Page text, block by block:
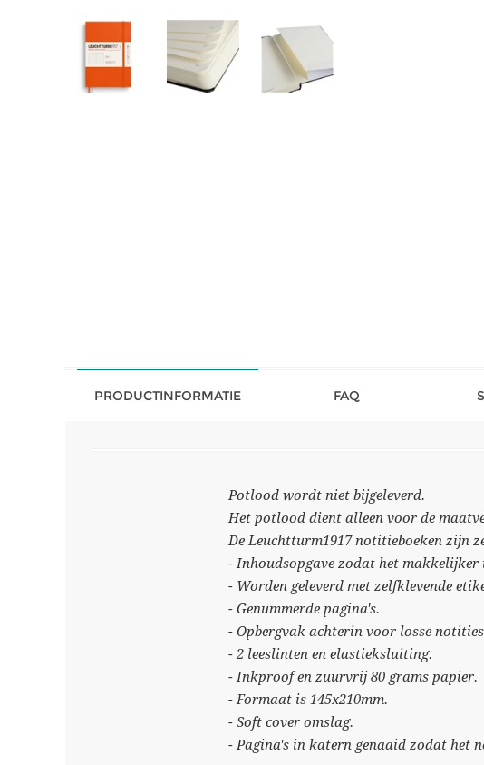
PRODUCTINFORMATIE FAQ
Potlood wordt niet bijgeleverd.
Het potlood dient alleen voor de
De Leuchtturm1917 notitieboeken zijn
- Inhoudsopgave zodat het
- Worden geleverd met zelfklevende
- Genummerde pagina's.
- Opbergvak achterin voor losse
- 2 leeslinten en elastieksluiting.
- Inkproof en zuurvrij 80 grams papier.
- Formaat is 145x210mm.
- Soft cover omslag.
- Pagina's in katern genaaid zodat het